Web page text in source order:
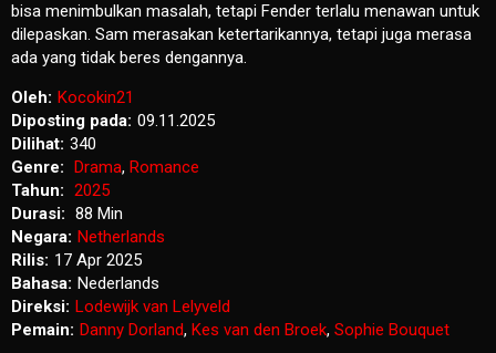
bisa menimbulkan masalah, tetapi Fender terlalu menawan untuk
dilepaskan. Sam merasakan ketertarikannya, tetapi juga merasa
ada yang tidak beres dengannya.
Oleh: Kocokin21
Diposting pada: 09.11.2025
Dilihat: 340
Genre:
Drama, Romance
Tahun: 2025
Durasi: 88 Min
Negara: Netherlands
Rilis: 17 Apr 2025
Bahasa: Nederlands
Direksi: Lodewijk van Lelyveld
Pemain: Danny Dorland, Kes van den Broek, Sophie Bouquet